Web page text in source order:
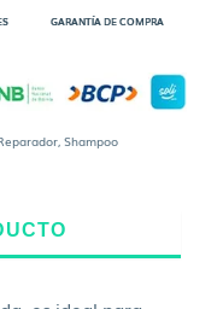
GARANTÍA DE COMPRA
, Shampoo